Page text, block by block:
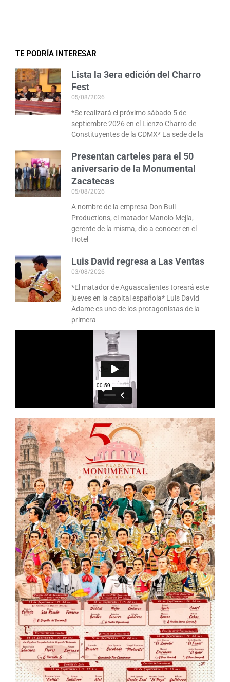
TE PODRÍA INTERESAR
Lista la 3era edición del Charro
Fest
05/08/2026
*Se realizará el próximo sábado 5 de
septiembre 2026 en el Lienzo Charro de
Constituyentes de la CDMX* La sede de la
Presentan carteles para el 50
aniversario de la Monumental
Zacatecas
05/08/2026
A nombre de la empresa Don Bull
Productions, el matador Manolo Mejía,
gerente de la misma, dio a conocer en el
Hotel
Luis David regresa a Las Ventas
03/08/2026
*El matador de Aguascalientes toreará este
jueves en la capital española* Luis David
Adame es uno de los protagonistas de la
primera